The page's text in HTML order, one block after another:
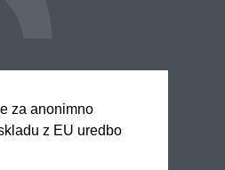
za anonimno
z EU uredbo
Novo mesto
Slovenj Gradec